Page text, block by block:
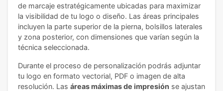
de marcaje estratégicamente ubicadas para maximizar
la visibilidad de tu logo o diseño. Las áreas principales
incluyen la parte superior de la pierna, bolsillos laterales
y zona posterior, con dimensiones que varían según la
técnica seleccionada.
Durante el proceso de personalización podrás adjuntar
tu logo en formato vectorial, PDF o imagen de alta
resolución. Las áreas máximas de impresión se ajustan